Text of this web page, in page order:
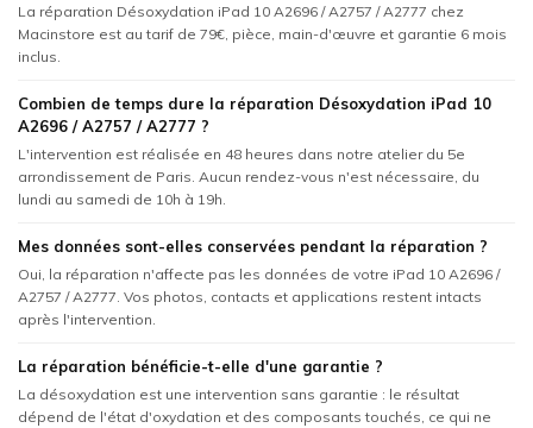
La réparation Désoxydation iPad 10 A2696 / A2757 / A2777 chez
Macinstore est au tarif de 79€, pièce, main-d'œuvre et garantie 6 mois
inclus.
Combien de temps dure la réparation Désoxydation iPad 10
A2696 / A2757 / A2777 ?
L'intervention est réalisée en 48 heures dans notre atelier du 5e
arrondissement de Paris. Aucun rendez-vous n'est nécessaire, du
lundi au samedi de 10h à 19h.
Mes données sont-elles conservées pendant la réparation ?
Oui, la réparation n'affecte pas les données de votre iPad 10 A2696 /
A2757 / A2777. Vos photos, contacts et applications restent intacts
après l'intervention.
La réparation bénéficie-t-elle d'une garantie ?
La désoxydation est une intervention sans garantie : le résultat
dépend de l'état d'oxydation et des composants touchés, ce qui ne